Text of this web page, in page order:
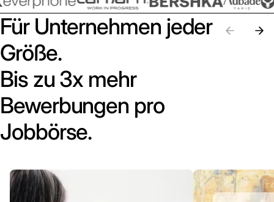
Für Unternehmen jeder
Größe.
Bis zu 3x mehr
Bewerbungen pro
Jobbörse.